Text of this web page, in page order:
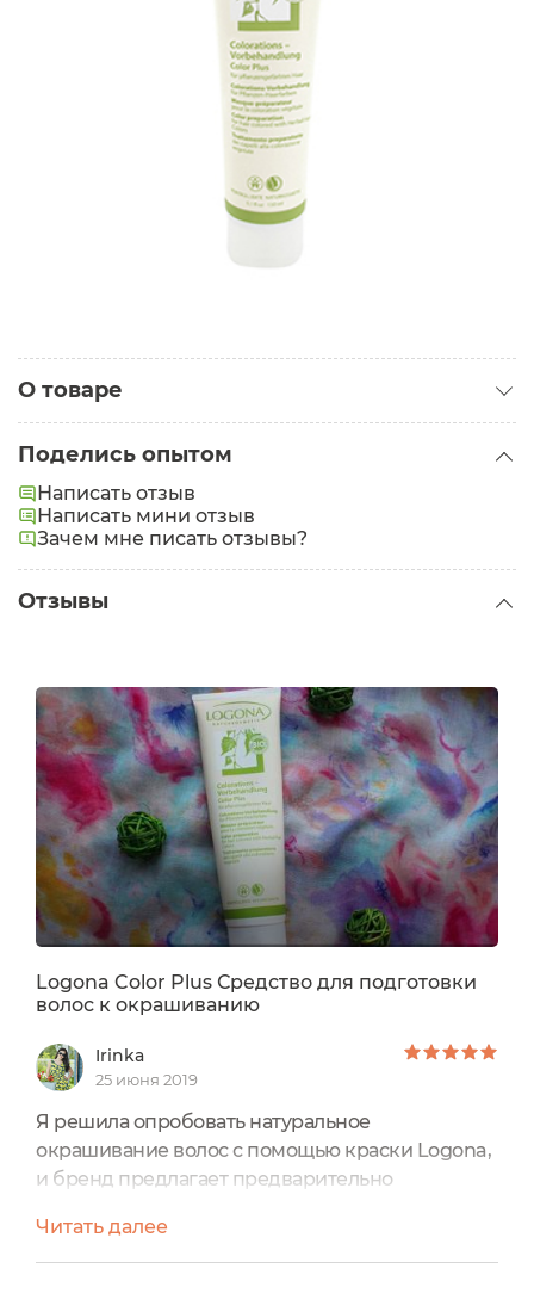
О товаре
Поделись опытом
Написать отзыв
Написать мини отзыв
Зачем мне писать отзывы?
Отзывы
Logona Color Plus Средство для подготовки
волос к окрашиванию
Irinka
25 июня 2019
Я решила опробовать натуральное
окрашивание волос с помощью краски Logona,
и бренд предлагает предварительно
подготовки к окрашиванию волос Logona Color
Plus.В нем сочетается зеленая глина и экстракт
Читать далее